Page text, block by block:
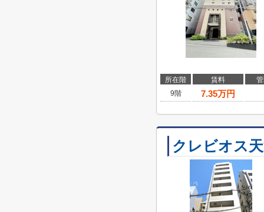
所在階 賃料
9階
7.35万円
クレビオス